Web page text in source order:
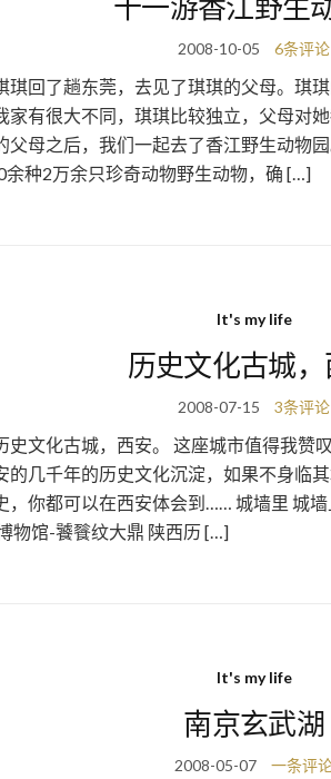
2008-10-05 6条评论
琪回了趟东莞，去见了琪琪的父母。琪
家有很大不同，琪琪比较独立，父母对
父母之后，我们一起去了香江野生动物
余种2万余只珍奇动物野生动物，确 […]
It's my life
历史文化古城
2008-07-15 3条评论
史文化古城，西安。 这座城市值得我赞
的几千年的历史文化沉淀，如果不身临
，你都可以在西安体会到…… 城墙里 城
物馆-饕餮纹大鼎 陕西历 […]
It's my life
南京玄武湖
2008-05-07 一条评